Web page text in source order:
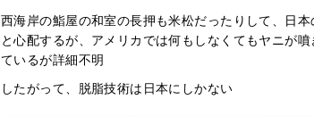
西海岸の鮨屋の和室の長押も米松だったりして、日
と心配するが、アメリカでは何もしなくてもヤニが
ているが詳細不明
したがって、脱脂技術は日本にしかない